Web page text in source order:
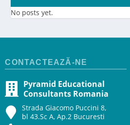
No posts yet.
CONTACTEAZĂ-NE
Pyramid Educational
Consultants Romania
Strada Giacomo Puccini 8,
bl 43.Sc A, Ap.2 Bucuresti